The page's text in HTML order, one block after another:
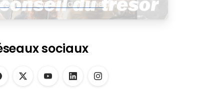
dans une
virtuelle
sociaux